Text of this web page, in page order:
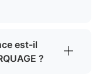
est-il
?